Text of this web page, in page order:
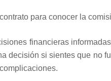
para conocer la
financieras
decisión si sientes que no